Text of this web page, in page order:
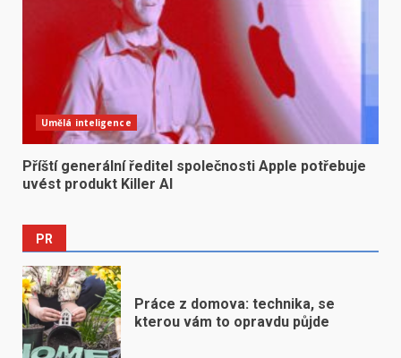
Umělá inteligence
Příští generální ředitel společnosti Apple potřebuje
uvést produkt Killer AI
PR
Práce z domova: technika, se
kterou vám to opravdu půjde